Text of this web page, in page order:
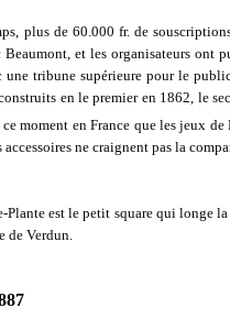
plus de 60.000 fr. de
Beaumont, et les organisateurs ont
une tribune supérieure pour le
en le premier en 1862, le
moment en France que les jeux
accessoires ne craignent pas la
Plante est le petit square qui longe
de Verdun.